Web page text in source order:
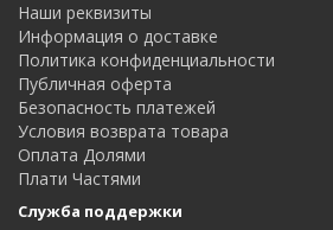
Наши реквизиты
Информация о доставке
Политика конфиденциальности
Публичная оферта
Безопасность платежей
Условия возврата товара
Оплата Долями
Плати Частями
Служба поддержки